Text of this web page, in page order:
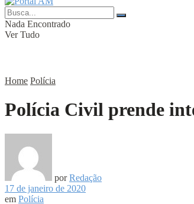
Nada Encontrado
Ver Tudo
Home Polícia
Polícia Civil prende
por Redação
17 de janeiro de 2020
em Polícia